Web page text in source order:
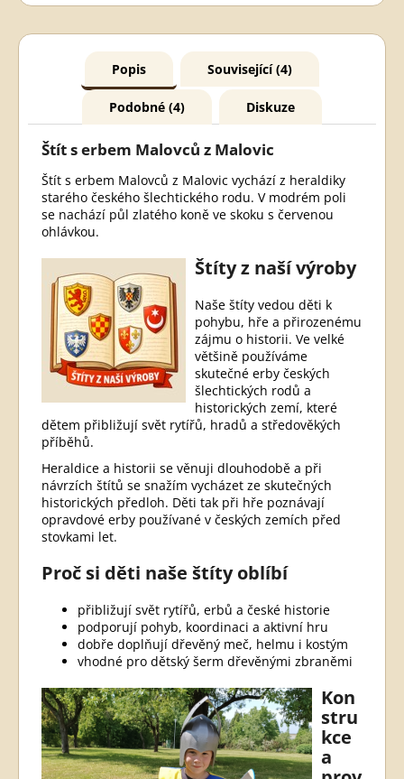
Popis Související (4)
Podobné (4) Diskuze
Štít s erbem Malovců z Malovic
Štít s erbem Malovců z Malovic vychází z heraldiky
starého českého šlechtického rodu. V modrém poli
se nachází půl zlatého koně ve skoku s červenou
ohlávkou.
Štíty z naší výroby
Naše štíty vedou děti k
pohybu, hře a přirozenému
zájmu o historii. Ve velké
většině používáme
skutečné erby českých
šlechtických rodů a
historických zemí, které
dětem přibližují svět rytířů, hradů a středověkých
příběhů.
Heraldice a historii se věnuji dlouhodobě a při
návrzích štítů se snažím vycházet ze skutečných
historických předloh. Děti tak při hře poznávají
opravdové erby používané v českých zemích před
stovkami let.
Proč si děti naše štíty oblíbí
přibližují svět rytířů, erbů a české historie
podporují pohyb, koordinaci a aktivní hru
dobře doplňují dřevěný meč, helmu i kostým
vhodné pro dětský šerm dřevěnými zbraněmi
Kon
stru
kce
a